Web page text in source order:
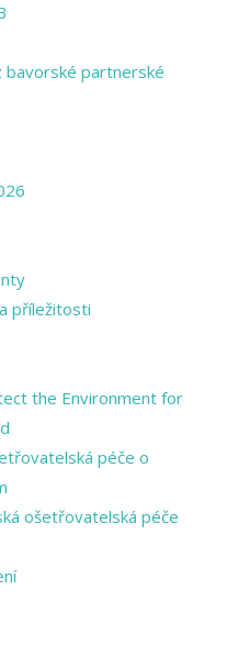
bavorské partnerské
příležitosti
the Environment for
péče o
ošetřovatelská péče